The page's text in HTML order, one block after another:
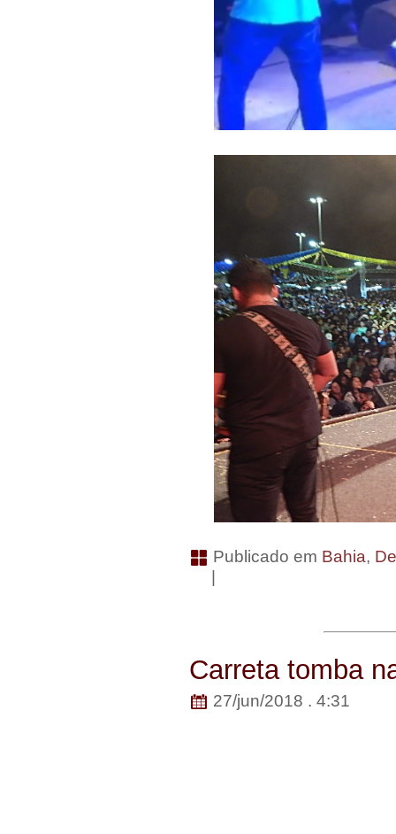
Publicado em Bahia,
Carreta tomba
27/jun/2018 . 4:31